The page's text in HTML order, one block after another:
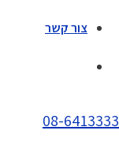
צור קשר
08-6413333